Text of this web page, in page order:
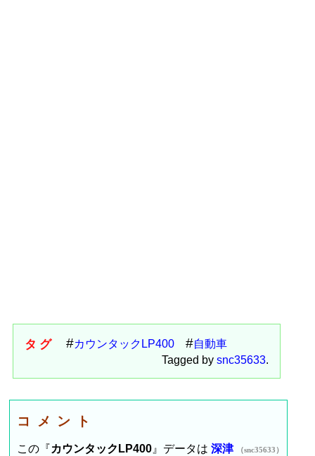
タグ カウンタックLP400
自動車
Tagged by snc35633.
コメント
この『カウンタックLP400 』データは深津 （snc35633）